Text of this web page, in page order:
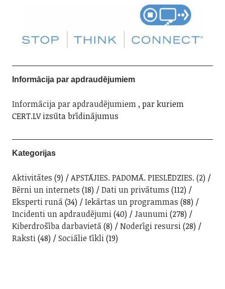
Informācija par apdraudējumiem
Informācija par apdraudējumiem, par kuriem
CERT.LV izsūta brīdinājumus
Kategorijas
Aktivitātes (9) APSTĀJIES. PADOMĀ. PIESLĒDZIES. (2)
Bērni un internets (18) Dati un privātums (112)
Eksperti runā(34) Iekārtas un programmas (88)
Incidenti un apdraudējumi(40) Jaunumi(278)
Kiberdrošība darbavietā(8) Noderīgi resursi(28)
Raksti(48) Sociālie tīkli(19)